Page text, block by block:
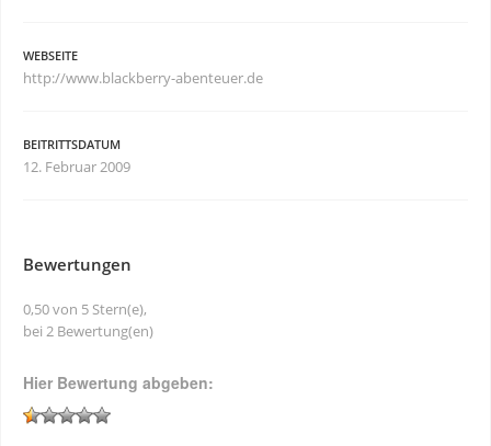
WEBSEITE
http://www.blackberry-abenteuer.de
BEITRITTSDATUM
12. Februar 2009
Bewertungen
0,50 von 5 Stern(e),
bei 2 Bewertung(en)
Hier Bewertung abgeben: